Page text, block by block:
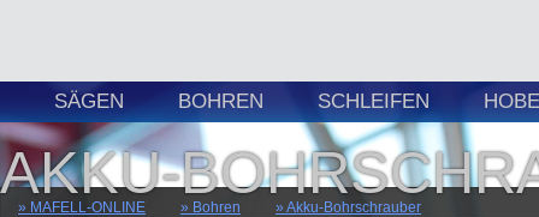
SÄGEN BOHREN SCHLEIFEN
AKKU-
MAFELL-ONLINE Bohren Akku-Bohrschrauber